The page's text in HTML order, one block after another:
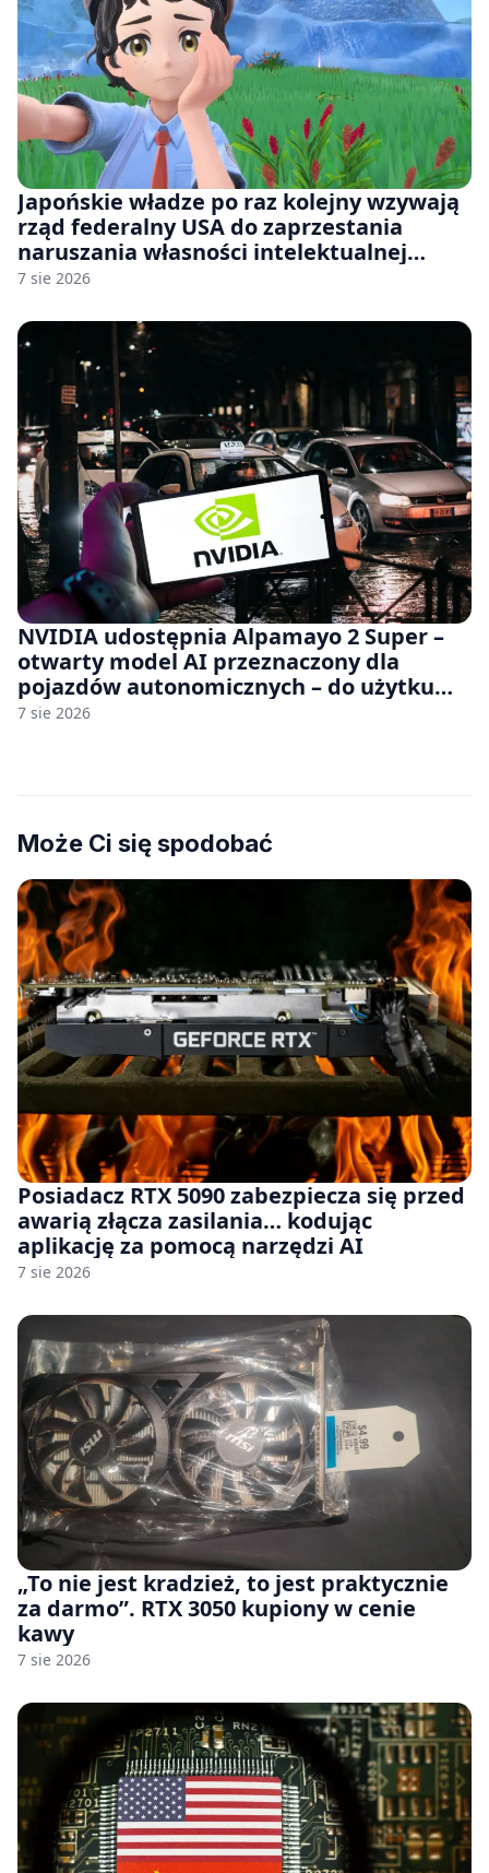
Japońskie władze po raz kolejny wzywają
rząd federalny USA do zaprzestania
naruszania własności intelektualnej
japońskich gier i anime
7 sie 2026
NVIDIA udostępnia Alpamayo 2 Super –
otwarty model AI przeznaczony dla
pojazdów autonomicznych – do użytku
komercyjnego
7 sie 2026
Może Ci się spodobać
Posiadacz RTX 5090 zabezpiecza się przed
awarią złącza zasilania… kodując
aplikację za pomocą narzędzi AI
7 sie 2026
„To nie jest kradzież, to jest praktycznie
za darmo”. RTX 3050 kupiony w cenie
kawy
7 sie 2026